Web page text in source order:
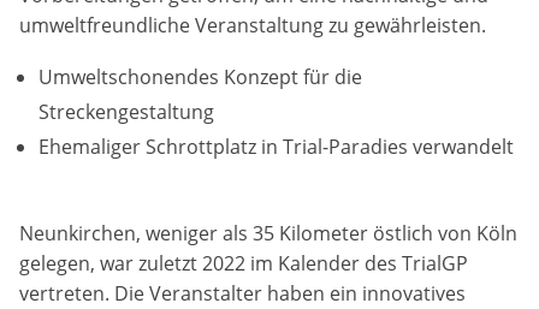
umweltfreundliche Veranstaltung zu gewährleisten.
Umweltschonendes Konzept für die
Streckengestaltung
Ehemaliger Schrottplatz in Trial-Paradies verwandelt
Neunkirchen, weniger als 35 Kilometer östlich von Köln
gelegen, war zuletzt 2022 im Kalender des TrialGP
vertreten. Die Veranstalter haben ein innovatives
richtig funktionieren.
Background Image
gw-cookie-bgimage
Anbieter: